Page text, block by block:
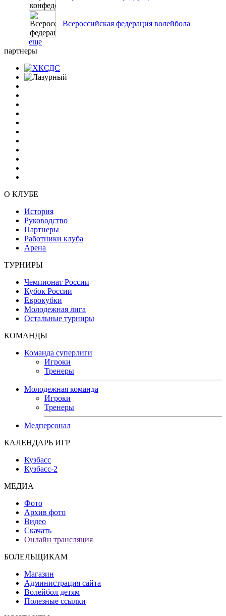
Всероссийская федерация волейбола
еще
партнеры
О КЛУБЕ
История
Руководство
Партнеры
Работники клуба
Арена
ТУРНИРЫ
Чемпионат России
Кубок России
Еврокубки
Молодежная лига
Остальные турниры
КОМАНДЫ
Команда суперлиги
Игроки
Тренеры
Молодежная команда
Игроки
Тренеры
Медперсонал
КАЛЕНДАРЬ ИГР
Кузбасс
Кузбасс-2
МЕДИА
Фото
Архив фото
Видео
Скачать
Онлайн трансляция
БОЛЕЛЬЩИКАМ
Магазин
Администрация сайта
Волейбол детям
Полезные ссылки